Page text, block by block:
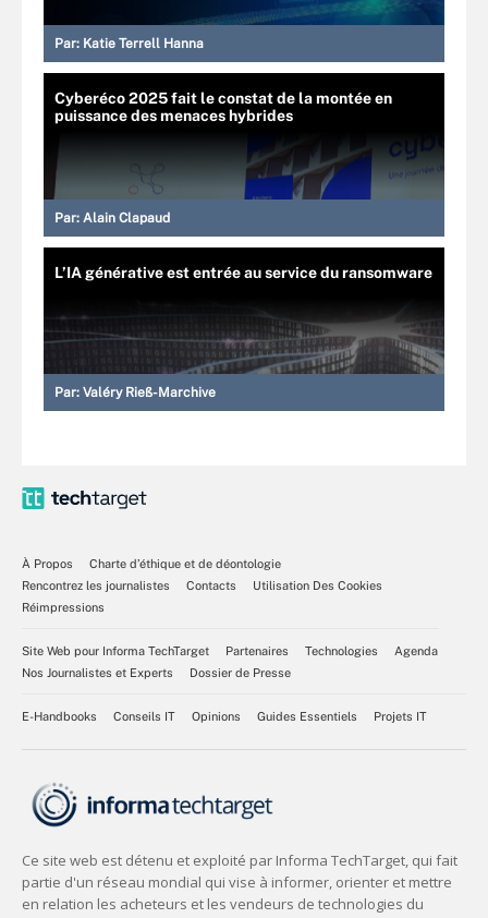
Par: Katie Terrell Hanna
Cyberéco 2025 fait le constat de la montée en
puissance des menaces hybrides
Par: Alain Clapaud
L’IA générative est entrée au service du ransomware
Par: Valéry Rieß-Marchive
À Propos
Charte d’éthique et de déontologie
Rencontrez les journalistes
Contacts
Utilisation Des Cookies
Réimpressions
Site Web pour Informa TechTarget Partenaires Technologies
Agenda
Nos Journalistes et Experts
Dossier de Presse
E-Handbooks Conseils IT Opinions Guides Essentiels Projets IT